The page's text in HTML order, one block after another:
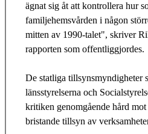
ägnat sig åt att kontrollera hur
familjehemsvården i någon
mitten av 1990-talet", skriver
rapporten som offentliggjordes.
De statliga tillsynsmyndigheter
länsstyrelserna och
kritiken genomgående hård
bristande tillsyn av